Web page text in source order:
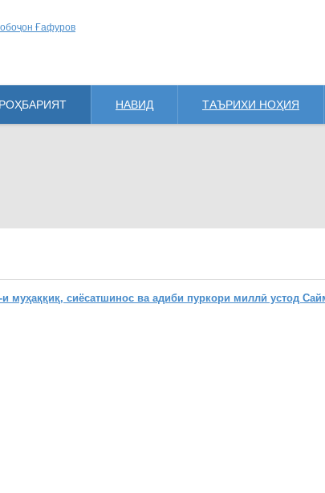
РОҲБАРИЯТ НАВИД ТАЪРИХИ НОҲИЯ
сиёсатшинос ва адиби пуркори миллӣ устод